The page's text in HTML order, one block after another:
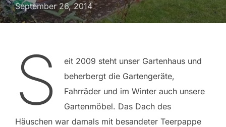
Veröffentlicht
am
September 26, 2014
S
eit 2009 steht unser Gartenhaus und
beherbergt die Gartengeräte,
Fahrräder und im Winter auch unsere
Gartenmöbel. Das Dach des
Häuschen war damals mit besandeter Teerpappe